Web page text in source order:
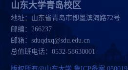
山东大学青岛校区
地址：山东省青岛市即墨滨海路72号
邮编：266237
邮箱：sduqdxq@sdu.edu.cn
总值班电话：0532-58630001